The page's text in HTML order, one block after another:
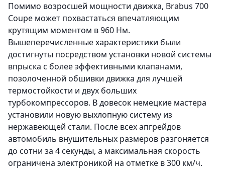
Помимо возросшей мощности движка, Brabus 700
Coupe может похвастаться впечатляющим
крутящим моментом в 960 Нм.
Вышеперечисленные характеристики были
достигнуты посредством установки новой системы
впрыска с более эффективными клапанами,
позолоченной обшивки движка для лучшей
термостойкости и двух больших
турбокомпрессоров. В довесок немецкие мастера
установили новую выхлопную систему из
нержавеющей стали. После всех апгрейдов
автомобиль внушительных размеров разгоняется
до сотни за 4 секунды, а максимальная скорость
ограничена электроникой на отметке в 300 км/ч.